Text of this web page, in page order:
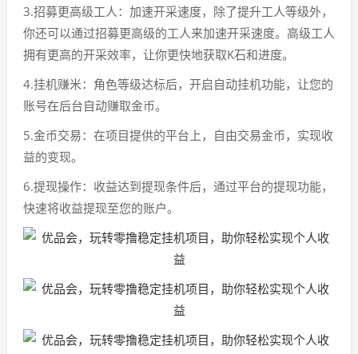
3.招募更高级工人：加速开采速度，除了提升工人等级外，
你还可以通过招募更高级的工人来加速开采速度。高级工人
拥有更高的开采效率，让你更快地获取K石和进度。
4.挂机赚米：角色等级达标后，开启自动挂机功能，让您的
账号在后台自动赚取金币。
5.金币交易：在项目提供的平台上，自由交易金币，实现收
益的变现。
6.提现操作：收益达到提现条件后，通过平台的提现功能，
快速将收益提现至您的账户。